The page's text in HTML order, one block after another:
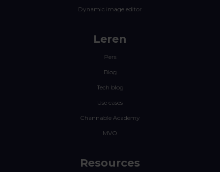
Dynamic image editor
Leren
Pers
Blog
Tech blog
Use cases
Channable Academy
MVO
Resources